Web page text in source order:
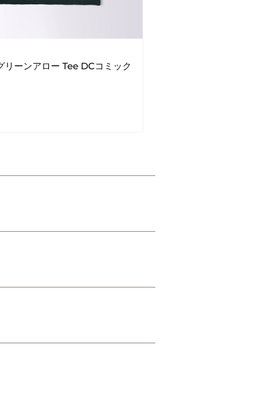
ーンアロー Tee DCコミック